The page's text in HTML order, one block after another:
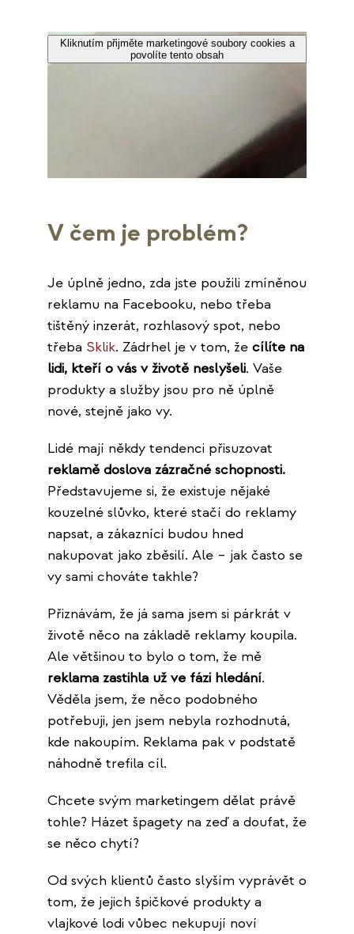
Kliknutím přijměte marketingové soubory cookies a
povolíte tento obsah
V čem je problém?
Je úplně jedno, zda jste použili zmíněnou
reklamu na Facebooku, nebo třeba
tištěný inzerát, rozhlasový spot, nebo
třeba Sklik. Zádrhel je v tom, že cílíte na
lidi, kteří o vás v životě neslyšeli. Vaše
produkty a služby jsou pro ně úplně
nové, stejně jako vy.
Lidé mají někdy tendenci přisuzovat
reklamě doslova zázračné schopnosti.
Představujeme si, že existuje nějaké
kouzelné slůvko, které stačí do reklamy
napsat, a zákazníci budou hned
nakupovat jako zběsilí. Ale – jak často se
vy sami chováte takhle?
Přiznávám, že já sama jsem si párkrát v
životě něco na základě reklamy koupila.
Ale většinou to bylo o tom, že mě
reklama zastihla už ve fázi hledání.
Věděla jsem, že něco podobného
potřebuji, jen jsem nebyla rozhodnutá,
kde nakoupím. Reklama pak v podstatě
náhodně trefila cíl.
Chcete svým marketingem dělat právě
tohle? Házet špagety na zeď a doufat, že
se něco chytí?
Od svých klientů často slyším vyprávět o
tom, že jejich špičkové produkty a
vlajkové lodi vůbec nekupují noví